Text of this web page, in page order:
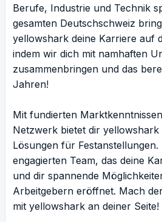
Berufe, Industrie und Technik
gesamten Deutschschweiz
yellowshark deine Karriere auf
indem wir dich mit namhaften
zusammenbringen und das
Jahren!
Mit fundierten
Netzwerk bietet dir yellowshark
Lösungen für
engagierten Team, das deine
und dir spannende
Arbeitgebern eröffnet. Mach
mit yellowshark an deiner Seite!